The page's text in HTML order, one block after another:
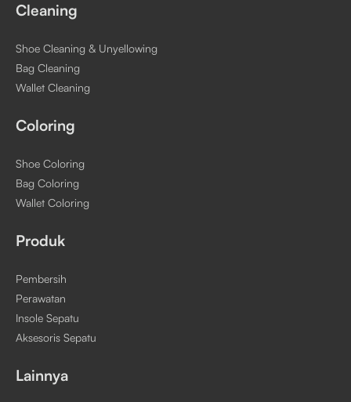
Cleaning
Shoe Cleaning & Unyellowing
Bag Cleaning
Wallet Cleaning
Coloring
Shoe Coloring
Bag Coloring
Wallet Coloring
Produk
Pembersih
Perawatan
Insole Sepatu
Aksesoris Sepatu
Lainnya